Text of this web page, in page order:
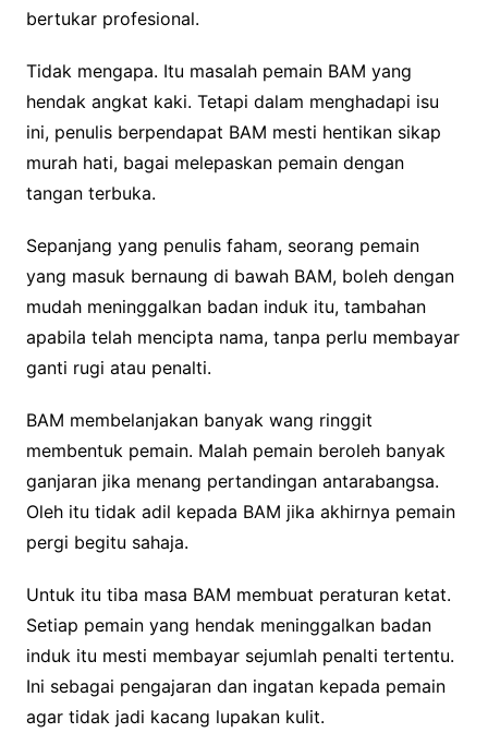
bertukar profesional.
Tidak mengapa. Itu masalah pemain BAM yang
hendak angkat kaki. Tetapi dalam menghadapi isu
ini, penulis berpendapat BAM mesti hentikan sikap
murah hati, bagai melepaskan pemain dengan
tangan terbuka.
Sepanjang yang penulis faham, seorang pemain
yang masuk bernaung di bawah BAM, boleh dengan
mudah meninggalkan badan induk itu, tambahan
apabila telah mencipta nama, tanpa perlu membayar
ganti rugi atau penalti.
BAM membelanjakan banyak wang ringgit
membentuk pemain. Malah pemain beroleh banyak
ganjaran jika menang pertandingan antarabangsa.
Oleh itu tidak adil kepada BAM jika akhirnya pemain
pergi begitu sahaja.
Untuk itu tiba masa BAM membuat peraturan ketat.
Setiap pemain yang hendak meninggalkan badan
induk itu mesti membayar sejumlah penalti tertentu.
Ini sebagai pengajaran dan ingatan kepada pemain
agar tidak jadi kacang lupakan kulit.